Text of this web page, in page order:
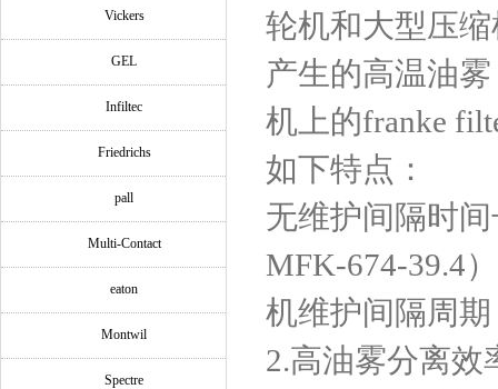
Vickers
GEL
Infiltec
Friedrichs
pall
Multi-Contact
eaton
Montwil
Spectre
轮机和大型压
产生的高温油
机上的franke
如下特点：
无维护间隔时
MFK-674-39.4
机维护间隔周
2.高油雾分离效